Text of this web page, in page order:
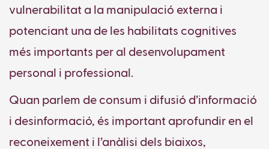
vulnerabilitat a la manipulació externa i
potenciant una de les habilitats cognitives
més importants per al desenvolupament
personal i professional.
Quan parlem de consum i difusió d’informació
i desinformació, és important aprofundir en el
reconeixement i l’anàlisi dels biaixos,